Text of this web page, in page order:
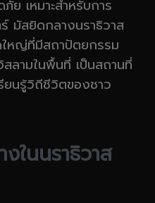
ย เหมาะสำหรับการ
มัสยิดกลางนราธิวาส
หญ่ที่มีสถาปัตยกรรม
ลามในพื้นที่ เป็นสถานที่
ยนรู้วิถีชีวิตของชาว
ในนราธิวาส